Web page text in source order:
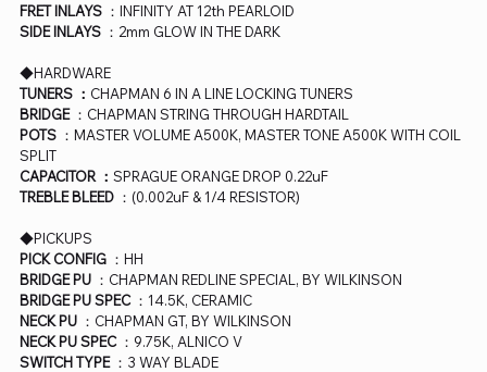
FRET INLAYS：INFINITY AT 12th PEARLOID
SIDE INLAYS：2mm GLOW IN THE DARK
◆HARDWARE
TUNERS ： CHAPMAN 6 IN A LINE LOCKING TUNERS
BRIDGE：CHAPMAN STRING THROUGH HARDTAIL
POTS：MASTER VOLUME A500K, MASTER TONE A500K WITH COIL
SPLIT
CAPACITOR ： SPRAGUE ORANGE DROP 0.22uF
TREBLE BLEED：(0.002uF & 1/4 RESISTOR)
◆PICKUPS
PICK CONFIG：HH
BRIDGE PU：CHAPMAN REDLINE SPECIAL, BY WILKINSON
BRIDGE PU SPEC：14.5K, CERAMIC
NECK PU：CHAPMAN GT, BY WILKINSON
NECK PU SPEC：9.75K, ALNICO V
SWITCH TYPE：3 WAY BLADE